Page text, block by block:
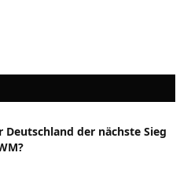
Deutschland der nächste Sieg